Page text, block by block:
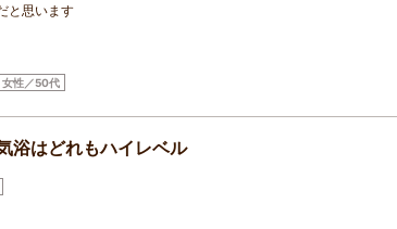
と思います
女性／50代
浴はどれもハイレベル